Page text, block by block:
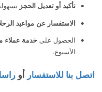
تأكيد أو تعديل الحجز
الاستفسار عن مواعيد
الحصول على خدمة عملاء
الأسبوع.
اتصل بنا للاستفسار أو